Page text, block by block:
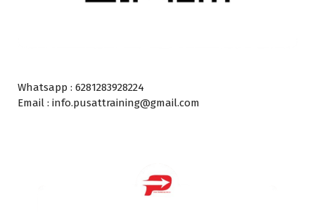
Whatsapp : 6281283928224
Email : info.pusattraining@gmail.com